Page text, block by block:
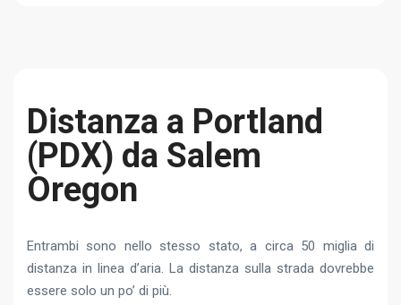
Distanza a Portland
(PDX) da Salem
Oregon
Entrambi sono nello stesso stato, a circa 50 miglia di
distanza in linea d’aria. La distanza sulla strada dovrebbe
essere solo un po’ di più.